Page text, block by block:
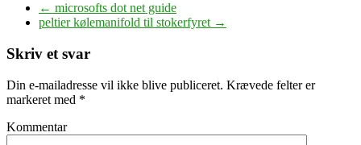
← microsofts dot net guide
peltier kølemanifold til stokerfyret →
Skriv et svar
Din e-mailadresse vil ikke blive publiceret. Krævede felter er
markeret med *
Kommentar